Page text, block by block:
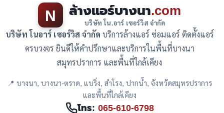
N ล้างแอร์บางนา.com
บริษัท โน.อาร์ เซอร์วิส จำกัด
บริษัท โนอาร์ เซอร์วิส จำกัด บริการล้างแอร์ ซ่อมแอร์ ติดตั้งแอร์
ครบวงจร ยินดีให้คำปรึกษาและบริการในพื้นที่บางนา
สมุทรปราการ และพื้นที่ใกล้เคียง
📍 บางนา, บางนา-ตราด, แบริ่ง, สำโรง, ปากน้ำ, จังหวัดสมุทรปราการ
และพื้นที่ใกล้เคียง
โทร: 065-610-6798